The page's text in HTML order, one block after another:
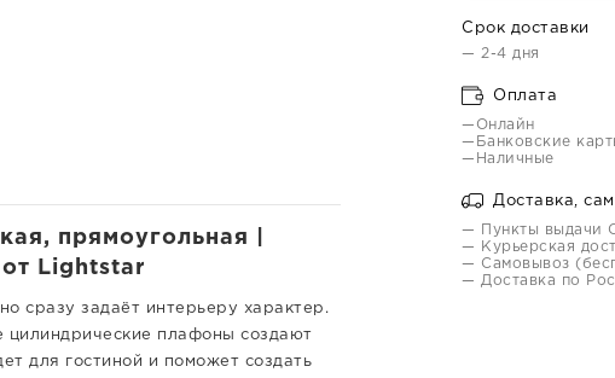
Срок доставки
— 2-4 дня
Оплата
—Онлайн
—Банковские
—Наличные
Доставка,
— Пункты выдачи
— Курьерская
— Самовывоз
— Доставка по
прямоугольная |
Lightstar
сразу задаёт интерьеру характер.
цилиндрические плафоны создают
для гостиной и поможет создать